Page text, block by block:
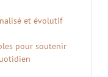
et évolutif
pour soutenir